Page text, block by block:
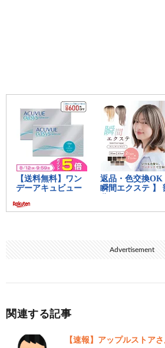
Advertisement
関連する記事
【速報】アップルストア